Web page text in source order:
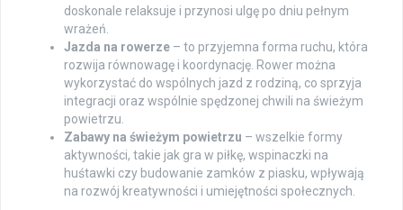
doskonale relaksuje i przynosi ulgę po dniu pełnym
wrażeń.
Jazda na rowerze – to przyjemna forma ruchu, która
rozwija równowagę i koordynację. Rower można
wykorzystać do wspólnych jazd z rodziną, co sprzyja
integracji oraz wspólnie spędzonej chwili na świeżym
powietrzu.
Zabawy na świeżym powietrzu – wszelkie formy
aktywności, takie jak gra w piłkę, wspinaczki na
huśtawki czy budowanie zamków z piasku, wpływają
na rozwój kreatywności i umiejętności społecznych.